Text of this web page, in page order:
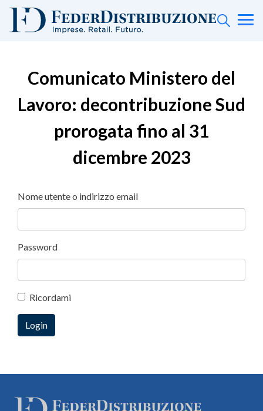
Comunicato Ministero del
Lavoro: decontribuzione Sud
prorogata fino al 31
dicembre 2023
Nome utente o indirizzo email
Password
Ricordami